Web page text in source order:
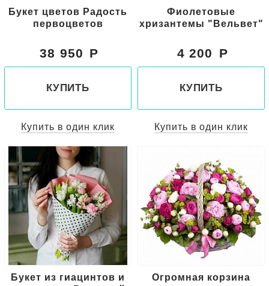
Букет цветов Радость
первоцветов
38 950
КУПИТЬ
Купить в один клик
Фиолетовые
хризантемы "Вельвет"
4 200
КУПИТЬ
Купить в один клик
Букет из гиацинтов и
Огромная корзина